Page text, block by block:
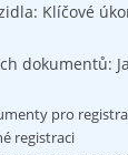
Klíčové
dokumentů:
pro
registraci